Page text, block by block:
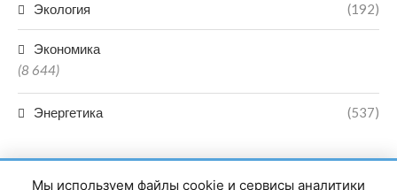
Экология (192)
Экономика
(8 644)
Энергетика (537)
Мы используем файлы cookie и сервисы аналитики